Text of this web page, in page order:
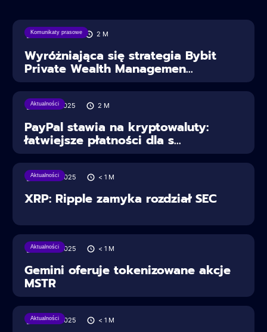
Komunikaty prasowe
18/08/2025 2 M
Wyróżniająca się strategia Bybit
Private Wealth Managemen...
Aktualności
30/07/2025 2 M
PayPal stawia na kryptowaluty:
łatwiejsze płatności dla s...
Aktualności
28/06/2025 < 1 M
XRP: Ripple zamyka rozdział SEC
Aktualności
28/06/2025 < 1 M
Gemini oferuje tokenizowane akcje
MSTR
Aktualności
28/06/2025 < 1 M